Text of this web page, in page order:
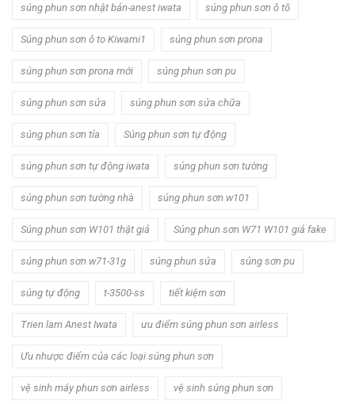
súng phun sơn nhật bản-anest iwata súng phun sơn ô tô
Súng phun sơn ô to Kiwami1 súng phun sơn prona
súng phun sơn prona mới súng phun sơn pu
súng phun sơn sửa súng phun sơn sửa chữa
súng phun sơn tỉa Súng phun sơn tự động
súng phun sơn tự động iwata súng phun sơn tường
súng phun sơn tường nhà súng phun sơn w101
Súng phun sơn W101 thật giả Súng phun sơn W71 W101 giả fake
súng phun sơn w71-31g súng phun sửa súng sơn pu
súng tự động t-3500-ss tiết kiệm sơn
Trien lam Anest Iwata ưu điểm súng phun sơn airless
Ưu nhược điểm của các loại súng phun sơn
vệ sinh máy phun sơn airless vệ sinh súng phun sơn